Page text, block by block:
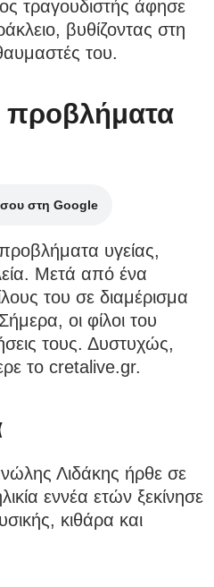
τραγουδιστής άφησε
βυθίζοντας στη
του.
προβλήματα
στη Google
υγείας,
Μετά από ένα
του σε διαμέρισμα
οι φίλοι του
τους. Δυστυχώς,
το cretalive.gr.
Λιδάκης ήρθε σε
εννέα ετών ξεκίνησε
κιθάρα και